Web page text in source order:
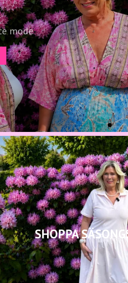
Tre generationer
Familjeföretag med lång
LÄS MER
SHOPPA